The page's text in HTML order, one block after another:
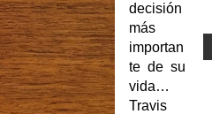
decisión
más
importan
te de su
vida…
Travis